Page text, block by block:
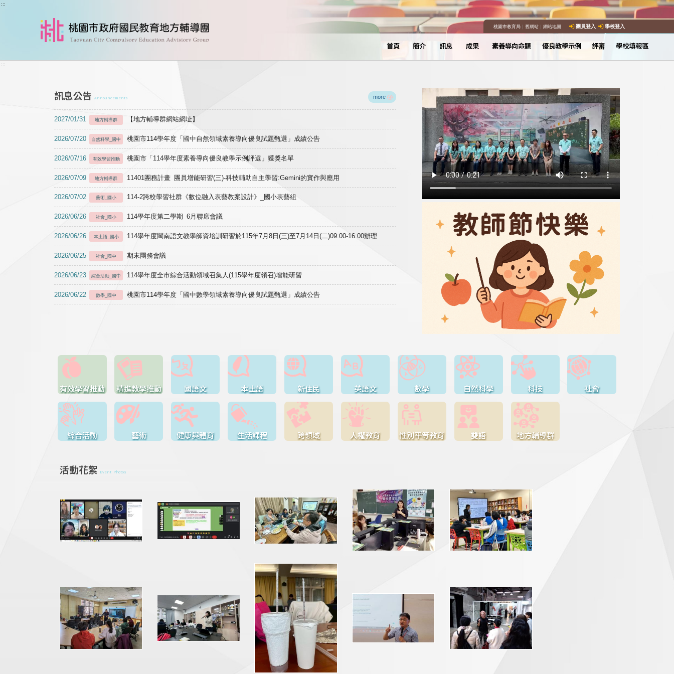
跳到主要內容
:::
桃園市教育局｜ 舊網站｜ 網站地圖 團員登入 學校登入
首頁 簡介 訊息 成果 素養導向命題 優良教學示例 評審 學校填報區
:::
訊息公告 Announcements more
2027/01/31 地方輔導群 【地方輔導群網站網址】
2026/07/20 自然科學_國中 桃園市114學年度「國中自然領域素養導向優良試題甄選」成績公告
2026/07/16 有效學習推動 桃園市「114學年度素養導向優良教學示例評選」獲獎名單
2026/07/09 地方輔導群 11401團務計畫 團員增能研習(三)-科技輔助自主學習:Gemini的實作與應用
2026/07/02 藝術_國小 114-2跨校學習社群《數位融入表藝教案設計》_國小表藝組
2026/06/26 社會_國小 114學年度第二學期 6月聯席會議
2026/06/26 本土語_國小 114學年度閩南語文教學師資培訓研習於115年7月8日(三)至7月14日(二)09:00-16:00辦理
2026/06/25 社會_國中 期末團務會議
2026/06/23 綜合活動_國中 114學年度全市綜合活動領域召集人(115學年度領召)增能研習
2026/06/22 數學_國中 桃園市114學年度「國中數學領域素養導向優良試題甄選」成績公告
有效學習推動 精進教學推動 國語文 本土語 新住民 英語文 數學 自然科學 科技 社會
綜合活動 藝術 健康與體育 生活課程 跨領域 人權教育 性別平等教育 雙語 地方輔導群
活動花絮 Event Photos